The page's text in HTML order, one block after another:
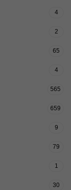
4
2
65
4
565
659
9
79
1
30